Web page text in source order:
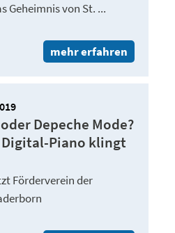
Geheimnis von St. ...
mehr erfahren
Depeche Mode?
Piano klingt
Förderverein der